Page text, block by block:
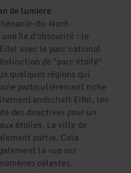
de lumière
du-Nord-
île d'obscurité : le
avec le parc national
de "parc étoilé"
quelques régions qui
particulièrement riche
Eifel, les
des directives pour un
étoiles. La ville de
partie. Cela
la vue sur
célestes.